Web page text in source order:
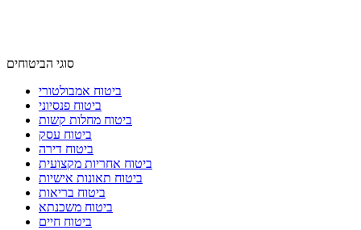
סוגי הביטוחים
ביטוח אמבולטורי
ביטוח פנסיוני
ביטוח מחלות קשות
ביטוח עסק
ביטוח דירה
ביטוח אחריות מקצועית
ביטוח תאונות אישיות
ביטוח בריאות
ביטוח משכנתא
ביטוח חיים